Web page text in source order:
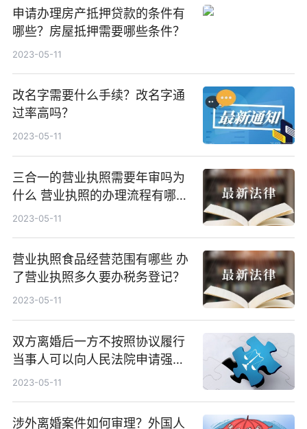
申请办理房产抵押贷款的条件有
哪些？房屋抵押需要哪些条件？
2023-05-11
改名字需要什么手续？改名字通
过率高吗？
2023-05-11
三合一的营业执照需要年审吗为
什么 营业执照的办理流程有哪
些？
2023-05-11
营业执照食品经营范围有哪些 办
了营业执照多久要办税务登记？
2023-05-11
双方离婚后一方不按照协议履行
当事人可以向人民法院申请强制
执行吗？
2023-05-11
涉外离婚案件如何审理？外国人